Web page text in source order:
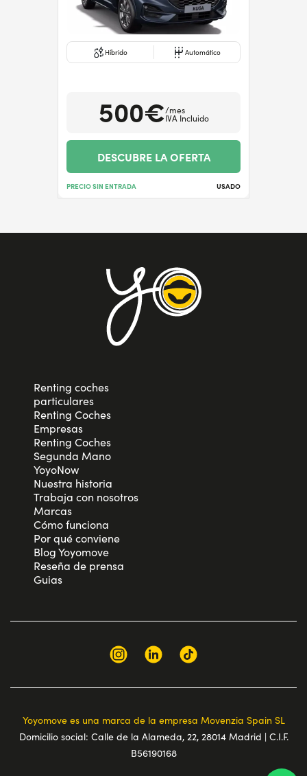
Híbrido Automático
500€/mes
IVA Incluido
DESCUBRE LA OFERTA
PRECIO SIN ENTRADA USADO
Renting coches
particulares
Renting Coches
Empresas
Renting Coches
Segunda Mano
YoyoNow
Nuestra historia
Trabaja con nosotros
Marcas
Cómo funciona
Por qué conviene
Blog Yoyomove
Reseña de prensa
Guias
Yoyomove es una marca de la empresa Movenzia Spain SL
Domicilio social: Calle de la Alameda, 22, 28014 Madrid | C.I.F.
B56190168